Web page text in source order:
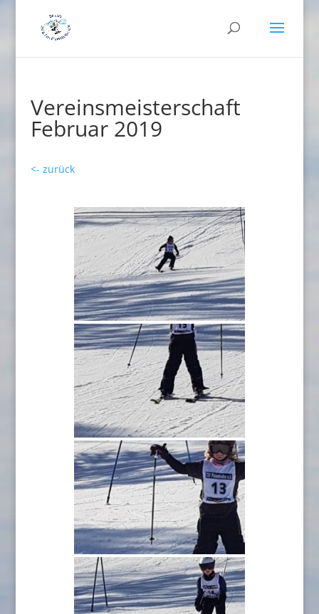
Vereinsmeisterschaft
Februar 2019
<- zurück